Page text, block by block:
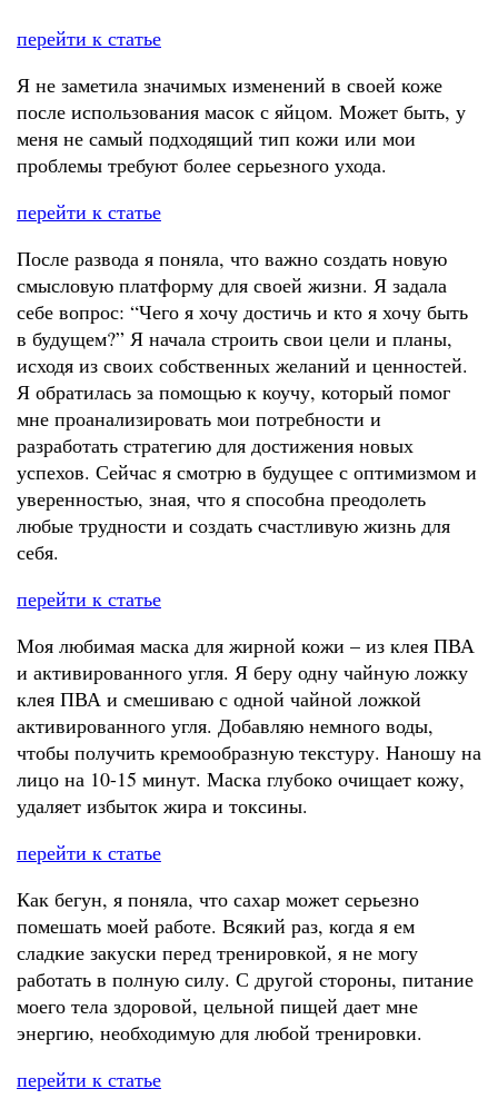
перейти к статье
Я не заметила значимых изменений в своей коже
после использования масок с яйцом. Может быть, у
меня не самый подходящий тип кожи или мои
проблемы требуют более серьезного ухода.
перейти к статье
После развода я поняла, что важно создать новую
смысловую платформу для своей жизни. Я задала
себе вопрос: “Чего я хочу достичь и кто я хочу быть
в будущем?” Я начала строить свои цели и планы,
исходя из своих собственных желаний и ценностей.
Я обратилась за помощью к коучу, который помог
мне проанализировать мои потребности и
разработать стратегию для достижения новых
успехов. Сейчас я смотрю в будущее с оптимизмом и
уверенностью, зная, что я способна преодолеть
любые трудности и создать счастливую жизнь для
себя.
перейти к статье
Моя любимая маска для жирной кожи – из клея ПВА
и активированного угля. Я беру одну чайную ложку
клея ПВА и смешиваю с одной чайной ложкой
активированного угля. Добавляю немного воды,
чтобы получить кремообразную текстуру. Наношу на
лицо на 10-15 минут. Маска глубоко очищает кожу,
удаляет избыток жира и токсины.
перейти к статье
Как бегун, я поняла, что сахар может серьезно
помешать моей работе. Всякий раз, когда я ем
сладкие закуски перед тренировкой, я не могу
работать в полную силу. С другой стороны, питание
моего тела здоровой, цельной пищей дает мне
энергию, необходимую для любой тренировки.
перейти к статье